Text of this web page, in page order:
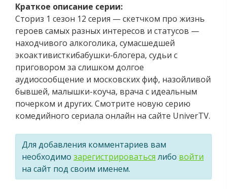
Краткое описание серии:
Сториз 1 сезон 12 серия — скетчком про жизнь
героев самых разных интересов и статусов —
находчивого алкоголика, сумасшедшей
экоактивисткибабушки-блогера, судьи с
приговором за слишком долгое
аудиосообщение и московских фиф, назойливой
бывшей, малышки-коуча, врача с идеальным
почерком и других. Смотрите новую серию
комедийного сериала онлайн на сайте UniverTV.
Для добавления комментариев вам
необходимо зарегистрироваться либо войти
на сайт под своим именем.